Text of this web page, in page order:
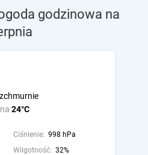
godzinowa na
24°C
Ciśnienie: 998 hPa
Wilgotność: 32%